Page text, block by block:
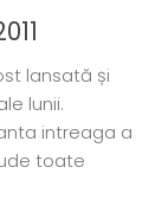
lansată și
lunii.
intreaga a
toate